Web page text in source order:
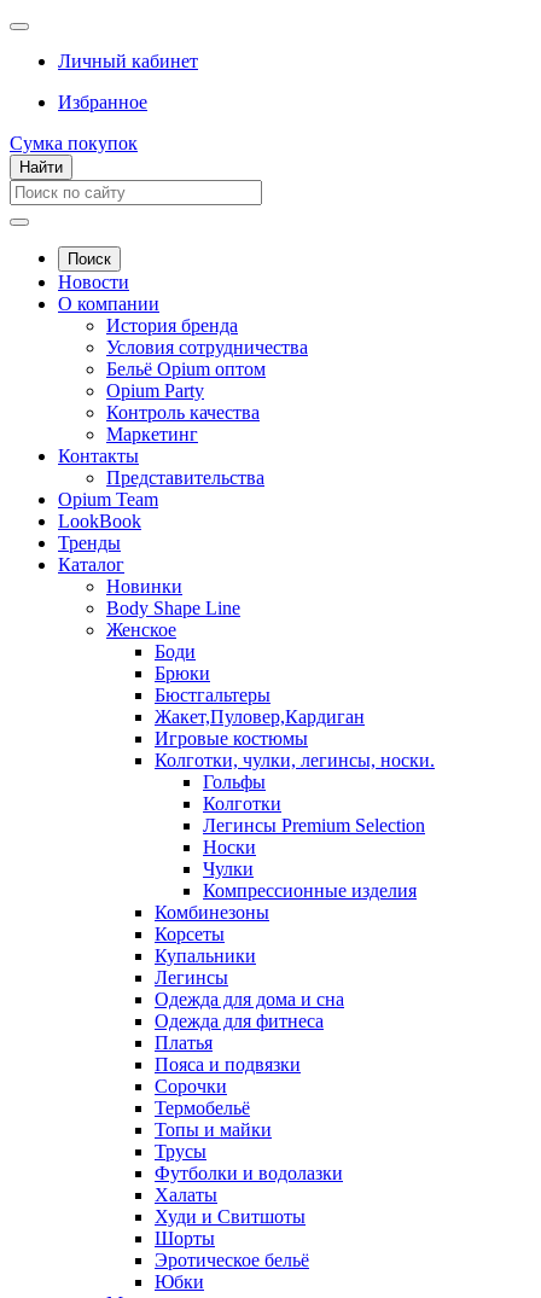
Личный кабинет
Избранное
Сумка покупок
Найти
Поиск
Новости
О компании
История бренда
Условия сотрудничества
Бельё Opium оптом
Opium Party
Контроль качества
Маркетинг
Контакты
Представительства
Opium Team
LookBook
Тренды
Каталог
Новинки
Body Shape Line
Женское
Боди
Брюки
Бюстгальтеры
Жакет,Пуловер,Кардиган
Игровые костюмы
Колготки, чулки, легинсы, носки.
Гольфы
Колготки
Легинсы Premium Selection
Носки
Чулки
Компрессионные изделия
Комбинезоны
Корсеты
Купальники
Легинсы
Одежда для дома и сна
Одежда для фитнеса
Платья
Пояса и подвязки
Сорочки
Термобельё
Топы и майки
Трусы
Футболки и водолазки
Халаты
Худи и Свитшоты
Шорты
Эротическое бельё
Юбки